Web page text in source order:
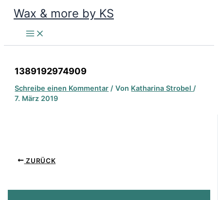
Zum
Inhalt
springen
Wax & more by KS
1389192974909
Schreibe einen Kommentar / Von Katharina Strobel/
7. März 2019
ZURÜCK